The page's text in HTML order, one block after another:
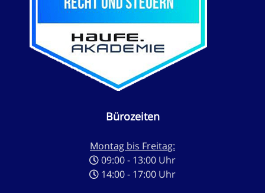
Bürozeiten
Montag bis Freitag:
09:00 - 13:00 Uhr
14:00 - 17:00 Uhr